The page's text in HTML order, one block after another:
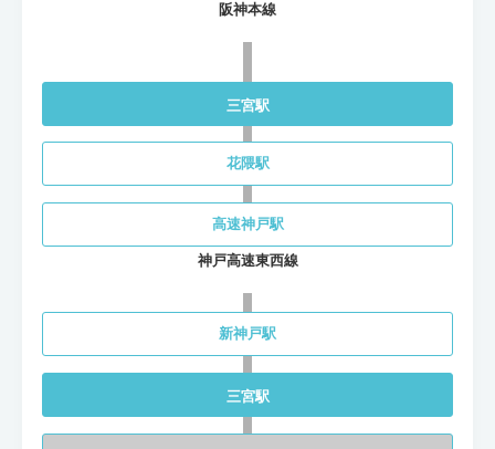
阪神本線
三宮駅
花隈駅
高速神戸駅
神戸高速東西線
新神戸駅
三宮駅